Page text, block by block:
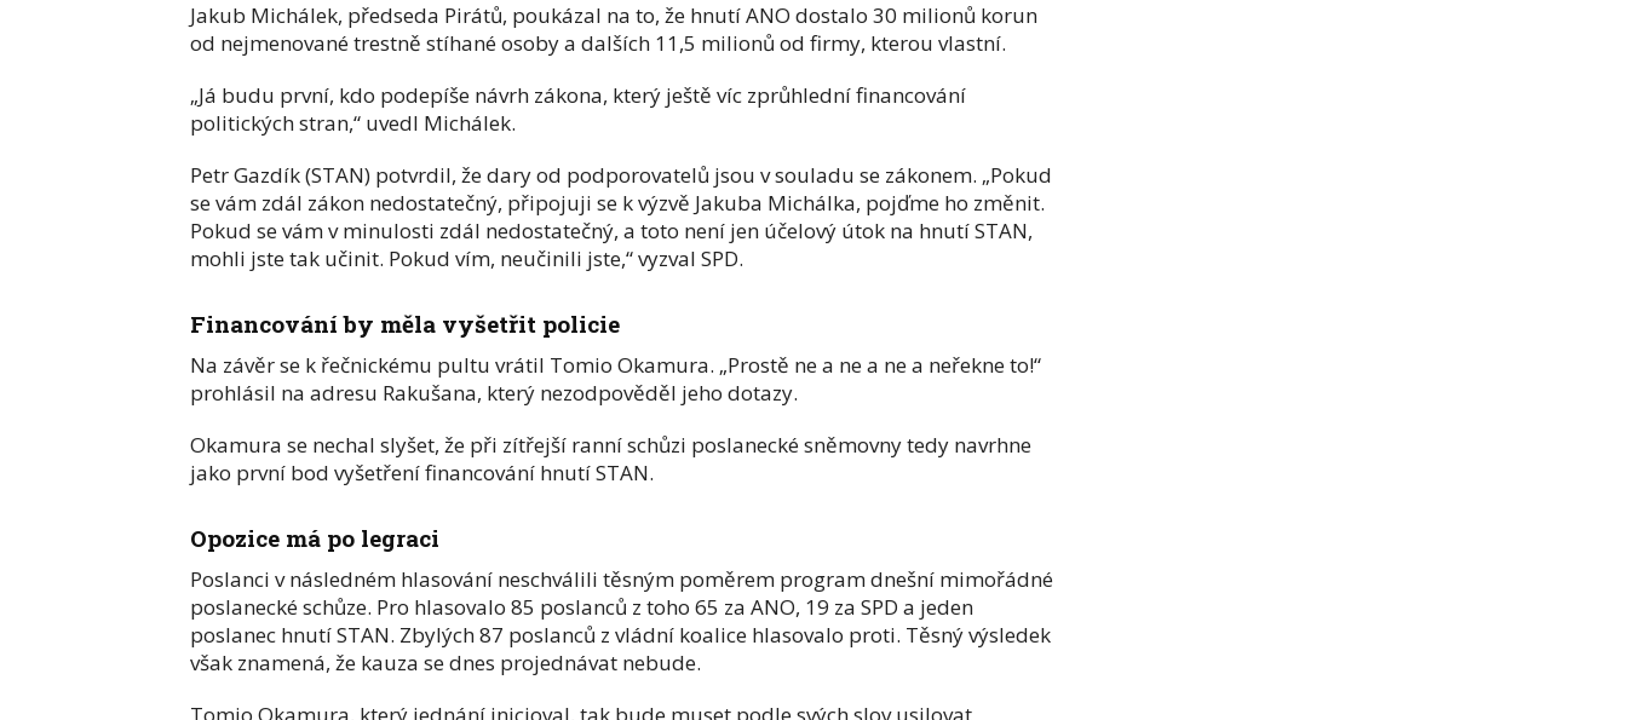
Jakub Michálek, předseda Pirátů, poukázal na to, že hnutí ANO dostalo 30 milionů korun
od nejmenované trestně stíhané osoby a dalších 11,5 milionů od firmy, kterou vlastní.
„Já budu první, kdo podepíše návrh zákona, který ještě víc zprůhlední financování
politických stran,“ uvedl Michálek.
Petr Gazdík (STAN) potvrdil, že dary od podporovatelů jsou v souladu se zákonem. „Pokud
se vám zdál zákon nedostatečný, připojuji se k výzvě Jakuba Michálka, pojďme ho změnit.
Pokud se vám v minulosti zdál nedostatečný, a toto není jen účelový útok na hnutí STAN,
mohli jste tak učinit. Pokud vím, neučinili jste,“ vyzval SPD.
Financování by měla vyšetřit policie
Na závěr se k řečnickému pultu vrátil Tomio Okamura. „Prostě ne a ne a ne a neřekne to!“
prohlásil na adresu Rakušana, který nezodpověděl jeho dotazy.
Okamura se nechal slyšet, že při zítřejší ranní schůzi poslanecké sněmovny tedy navrhne
jako první bod vyšetření financování hnutí STAN.
Opozice má po legraci
Poslanci v následném hlasování neschválili těsným poměrem program dnešní mimořádné
poslanecké schůze. Pro hlasovalo 85 poslanců z toho 65 za ANO, 19 za SPD a jeden
poslanec hnutí STAN. Zbylých 87 poslanců z vládní koalice hlasovalo proti. Těsný výsledek
však znamená, že kauza se dnes projednávat nebude.